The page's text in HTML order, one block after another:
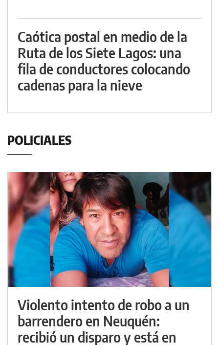
Caótica postal en medio de la
Ruta de los Siete Lagos: una
fila de conductores colocando
cadenas para la nieve
POLICIALES
Violento intento de robo a un
barrendero en Neuquén:
recibió un disparo y está en